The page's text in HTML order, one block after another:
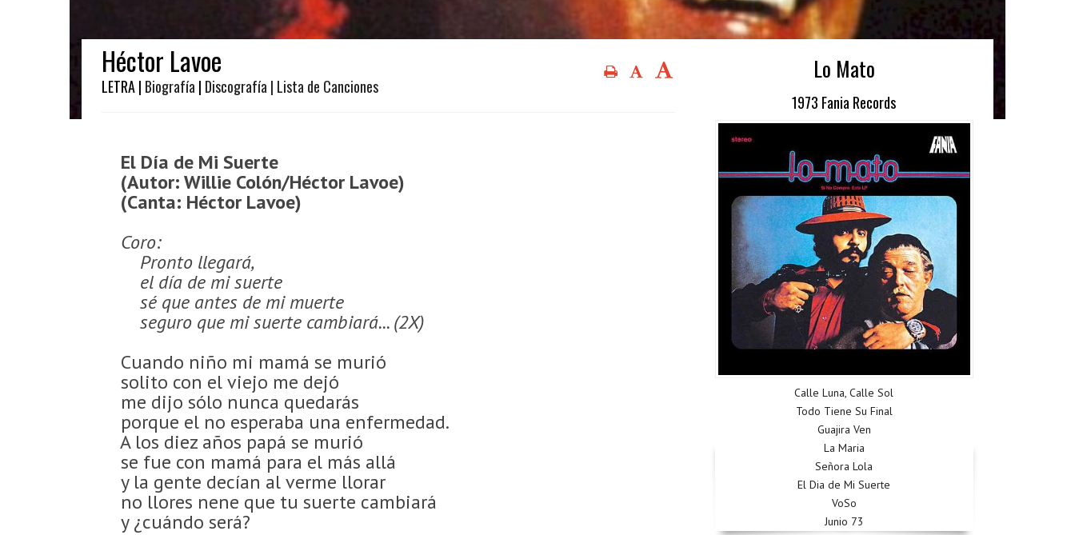
Héctor Lavoe
LETRA | Biografía | Discografía | Lista de Canciones
El Día de Mi Suerte
(Autor: Willie Colón/Héctor Lavoe)
(Canta: Héctor Lavoe)
Coro:
Pronto llegará,
el día de mi suerte
sé que antes de mi muerte
seguro que mi suerte cambiará... (2X)
Cuando niño mi mamá se murió
solito con el viejo me dejó
me dijo sólo nunca quedarás
porque el no esperaba una enfermedad.
A los diez años papá se murió
se fue con mamá para el más allá
y la gente decían al verme llorar
no llores nene que tu suerte cambiará
y ¿cuándo será?
Lo Mato
1973 Fania Records
Calle Luna, Calle Sol
Todo Tiene Su Final
Guajira Ven
La Maria
Señora Lola
El Dia de Mi Suerte
VoSo
Junio 73